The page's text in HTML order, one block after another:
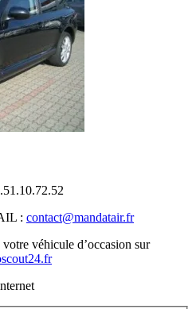
: contact@mandatair.fr
véhicule d’occasion sur